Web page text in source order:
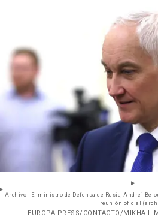
Archivo - El ministro de Defensa de Rusia, Andrei
reunión oficial
- EUROPA PRESS/CONTACTO/MIKHAIL